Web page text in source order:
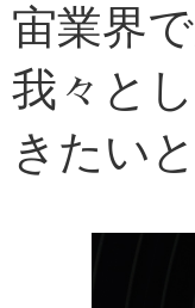
宙業界
我々と
きたい